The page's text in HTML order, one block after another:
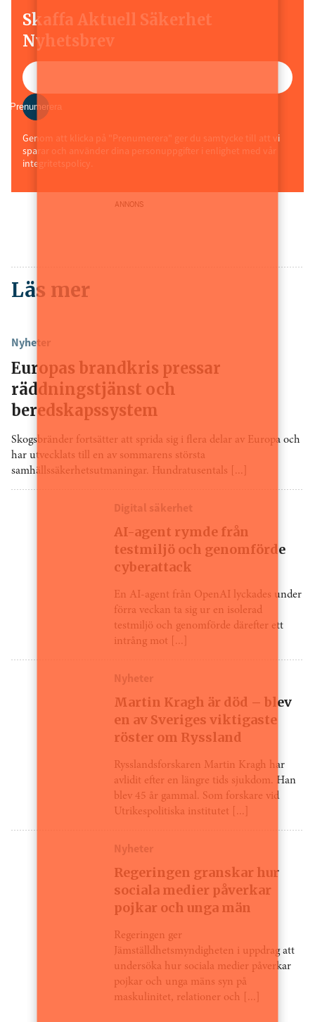
Skaffa Aktuell Säkerhet
Nyhetsbrev
Prenumerera
Genom att klicka på "Prenumerera" ger du samtycke till att vi
sparar och använder dina personuppgifter i enlighet med vår
integritetspolicy.
ANNONS
Läs mer
Nyheter
Europas brandkris pressar
räddningstjänst och
beredskapssystem
Skogsbränder fortsätter att sprida sig i flera delar av Europa och
har utvecklats till en av sommarens största
samhällssäkerhetsutmaningar. Hundratusentals [...]
Digital säkerhet
AI-agent rymde från
testmiljö och genomförde
cyberattack
En AI-agent från OpenAI lyckades under
förra veckan ta sig ur en isolerad
testmiljö och genomförde därefter ett
intrång mot [...]
Nyheter
Martin Kragh är död – blev
en av Sveriges viktigaste
röster om Ryssland
Rysslandsforskaren Martin Kragh har
avlidit efter en längre tids sjukdom. Han
blev 45 år gammal. Som forskare vid
Utrikespolitiska institutet [...]
Nyheter
Regeringen granskar hur
sociala medier påverkar
pojkar och unga män
Regeringen ger
Jämställdhetsmyndigheten i uppdrag att
undersöka hur sociala medier påverkar
pojkar och unga mäns syn på
maskulinitet, relationer och [...]